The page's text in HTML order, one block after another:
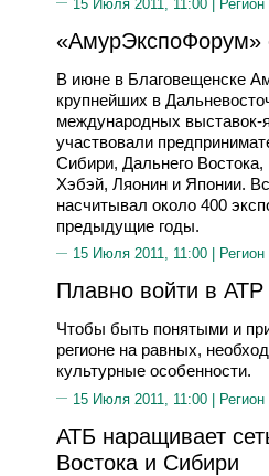
15 Июля 2011, 11:00 |
«АмурЭкспоФорум»
В июне в Благовещенске
крупнейших в
международных
участвовали
Сибири, Дальнего
Хэбэй, Ляонин и Японии.
насчитывал около 400
предыдущие годы.
15 Июля 2011, 11:00 |
Плавно войти в АТР
Чтобы быть понятыми и
регионе на равных,
культурные особенности.
15 Июля 2011, 11:00 | Регион
АТБ наращивает
Востока и Сибири